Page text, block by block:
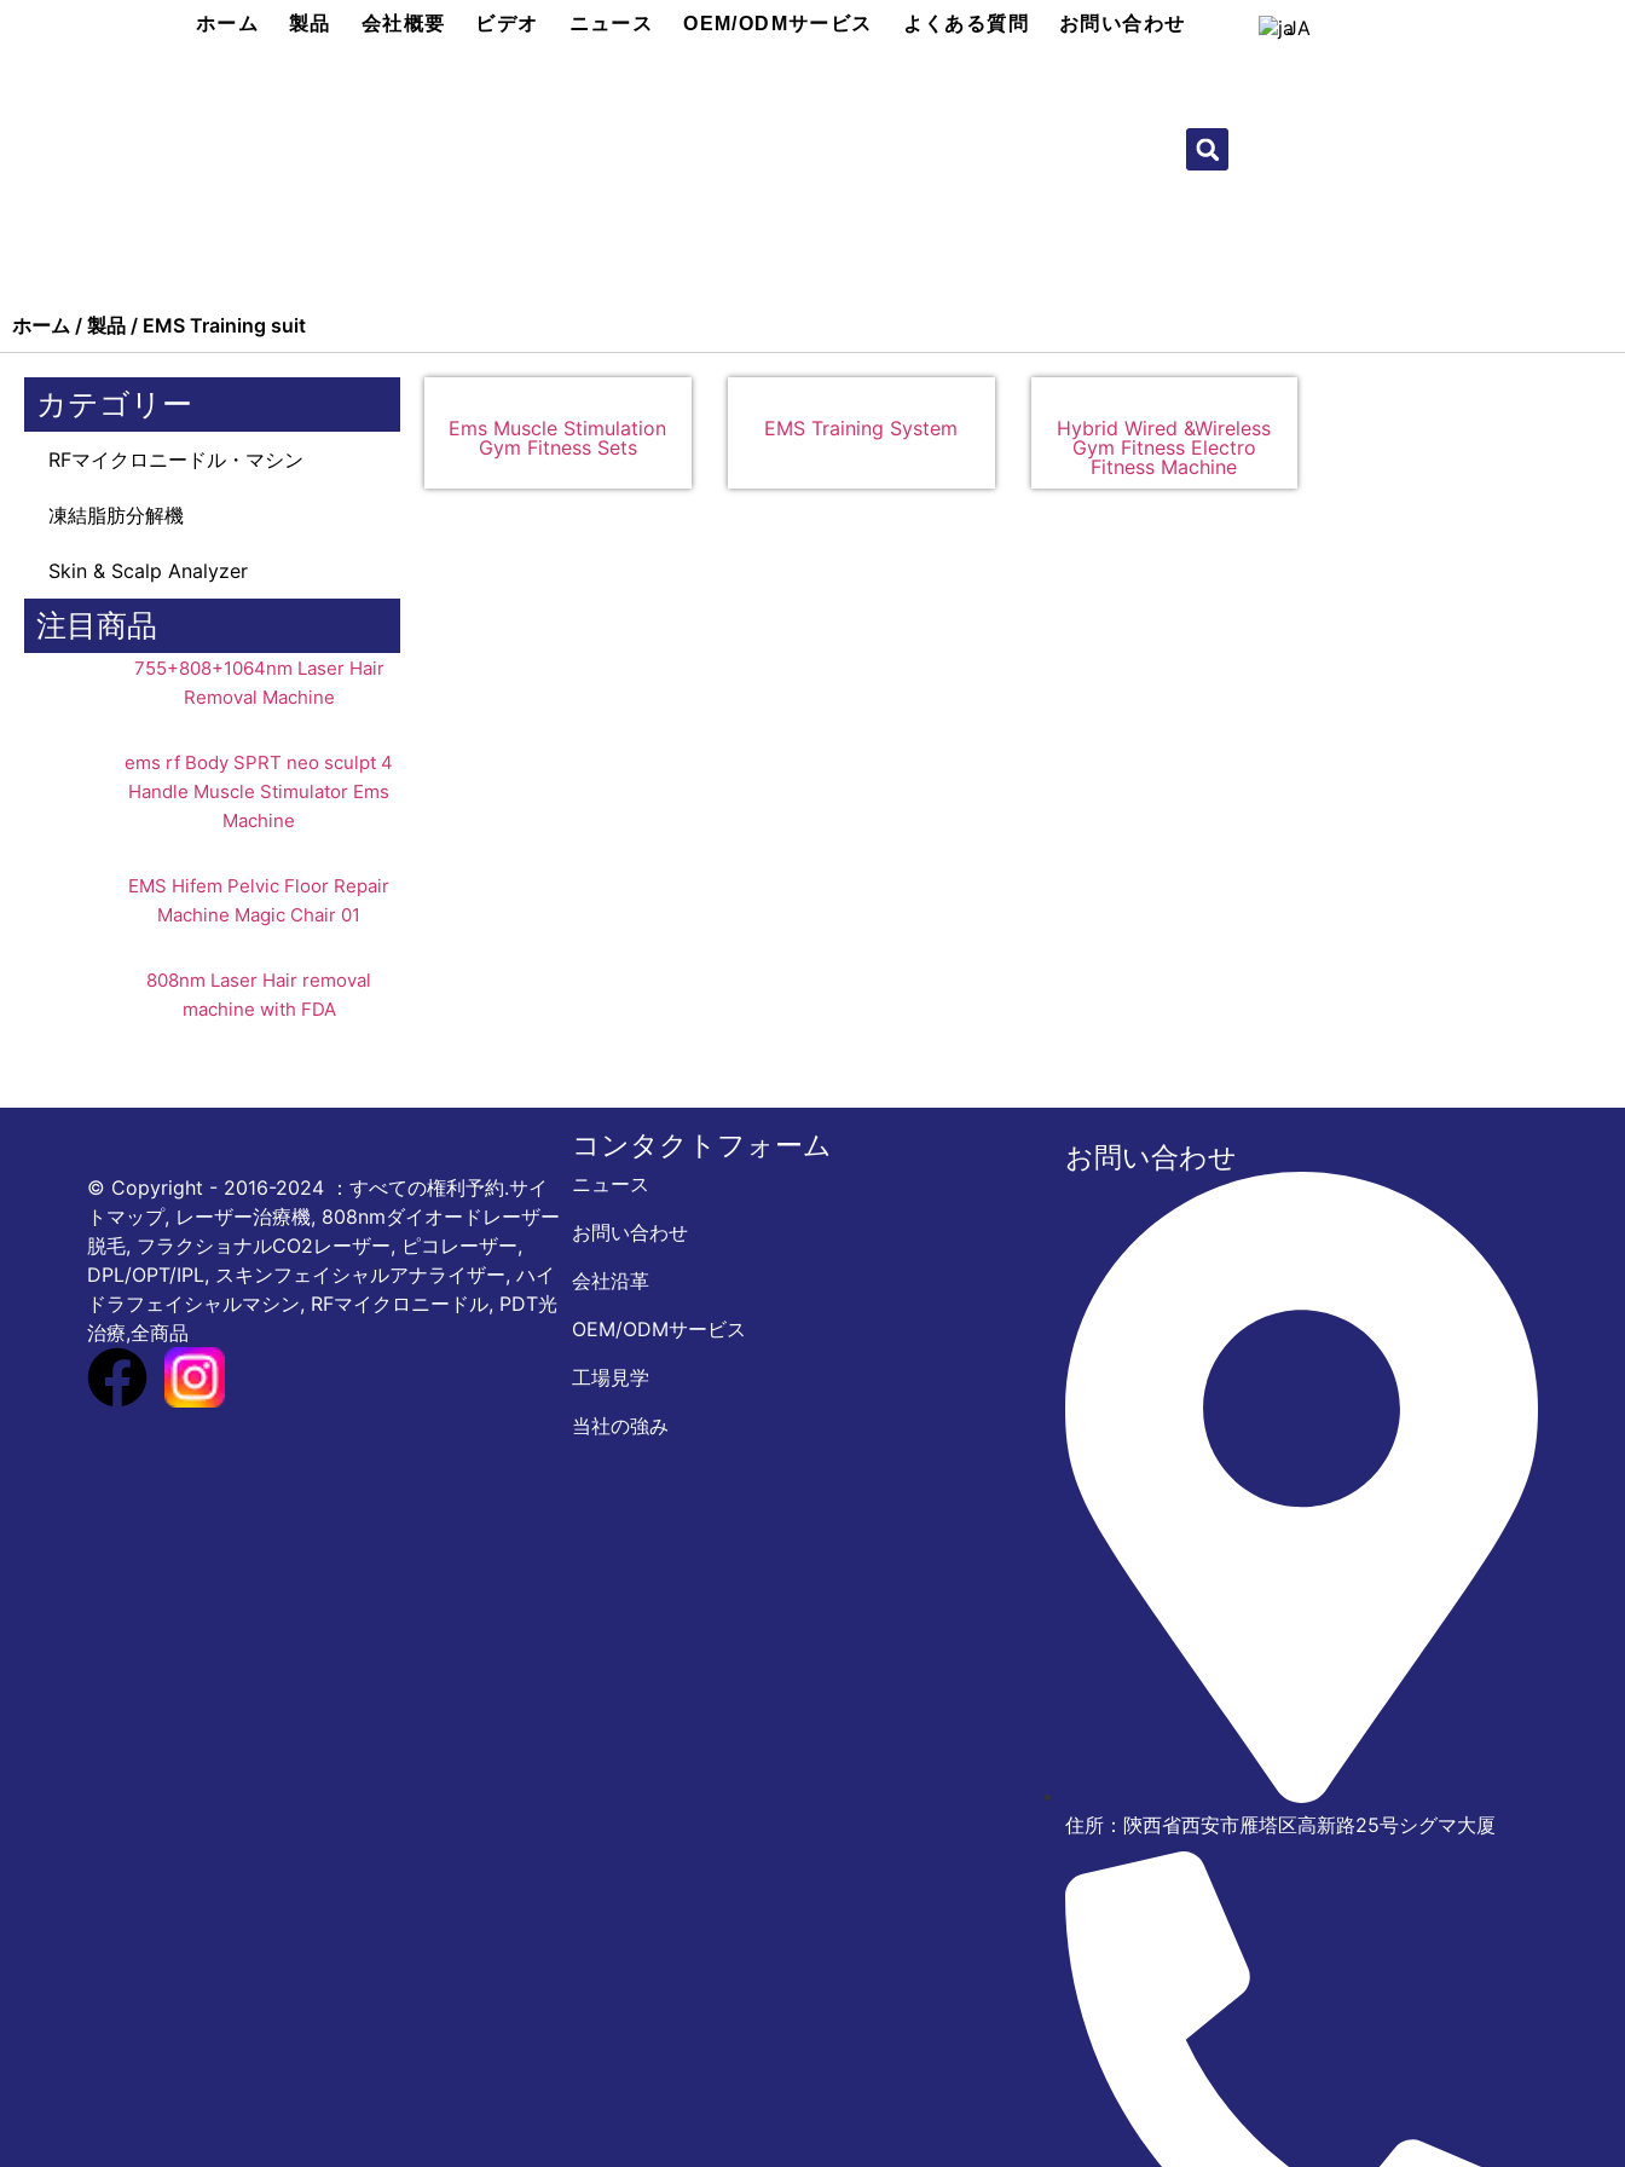
ホーム 製品 会社概要 ビデオ ニュース OEM/ODMサービス よくある質問 お問い合わせ JA
ホーム / 製品 / EMS Training suit
カテゴリー
RFマイクロニードル・マシン
凍結脂肪分解機
Skin & Scalp Analyzer
注目商品
755+808+1064nm Laser Hair
Removal Machine
ems rf Body SPRT neo sculpt 4
Handle Muscle Stimulator Ems
Machine
EMS Hifem Pelvic Floor Repair
Machine Magic Chair 01
808nm Laser Hair removal
machine with FDA
Ems Muscle Stimulation
Gym Fitness Sets
EMS Training System
Hybrid Wired &Wireless
Gym Fitness Electro
Fitness Machine
© Copyright - 2016-2024 ：すべての権利予約.サイ
トマップ, レーザー治療機, 808nmダイオードレーザー
脱毛, フラクショナルCO2レーザー, ピコレーザー,
DPL/OPT/IPL, スキンフェイシャルアナライザー, ハイ
ドラフェイシャルマシン, RFマイクロニードル, PDT光
治療,全商品
コンタクトフォーム
ニュース
お問い合わせ
会社沿革
OEM/ODMサービス
工場見学
当社の強み
お問い合わせ
住所：陝西省西安市雁塔区高新路25号シグマ大厦